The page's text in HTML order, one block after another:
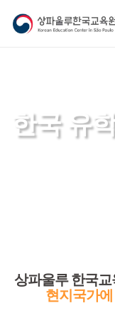
교육원장 인사말
한국어
한글학교
한국 유
상파울루 한국
현지국가